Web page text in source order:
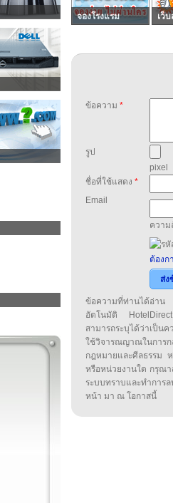
จองโรงแรม เว็
ข้อความ *
รูป
pixel
ชื่อที่ใช้แสดง *
Email
ความ
ต้องก
ส่ง
ข้อความที่ท่านได้อ่าน
อัตโนมัติ
สามารถระบุได้ว่าเป็น
ใช้วิจารณญาณในกา
กฎหมายและศีลธรรม
หรือหน่วยงานใด กรุณา
ระบบทราบและทำกา
หน้า มา ณ โอกาสนี้